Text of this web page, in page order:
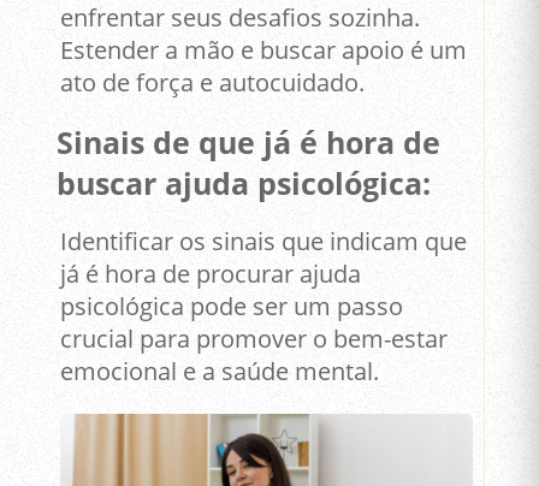
enfrentar seus desafios sozinha.
Estender a mão e buscar apoio é um
ato de força e autocuidado.
Sinais de que já é hora de
buscar ajuda psicológica:
Identificar os sinais que indicam que
já é hora de procurar ajuda
psicológica pode ser um passo
crucial para promover o bem-estar
emocional e a saúde mental.